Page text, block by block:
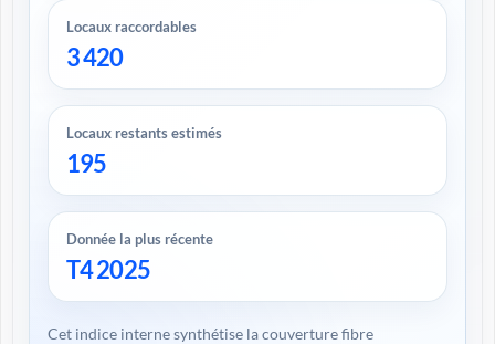
Locaux raccordables
3 420
Locaux restants estimés
195
Donnée la plus récente
T4 2025
Cet indice interne synthétise la couverture fibre